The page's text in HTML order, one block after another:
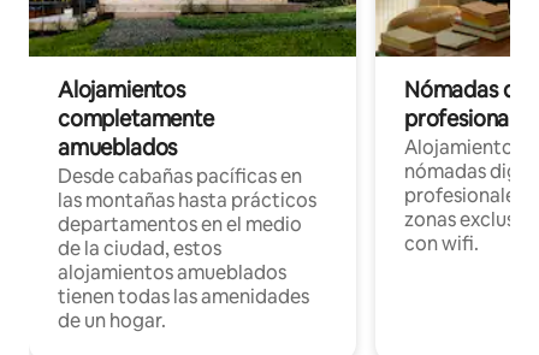
Alojamientos
completamente
amueblados
Desde cabañas pacíficas en
las montañas hasta prácticos
departamentos en el medio
de la ciudad, estos
alojamientos amueblados
tienen todas las amenidades
de un hogar.
Nómadas
Alojamientos
nómadas
profesionales
zonas
con wifi.